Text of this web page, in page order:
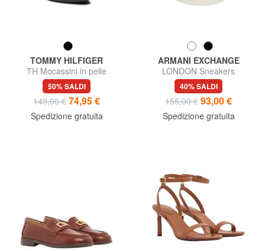
TOMMY HILFIGER
TH Mocassini in pelle
50% SALDI
149,90 € 74,95 €
Spedizione gratuita
ARMANI EXCHANGE
LONDON Sneakers
40% SALDI
155,00 € 93,00 €
Spedizione gratuita